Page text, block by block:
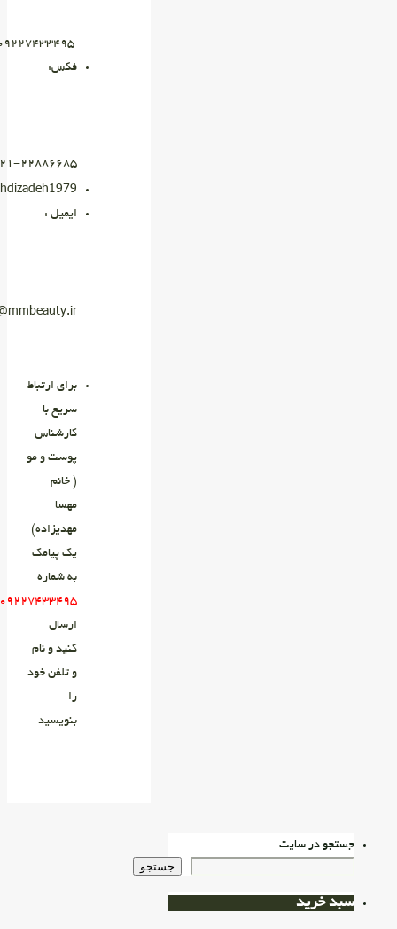
۰۹۲۲۷۴۳۳۴۹۵
فکس:
۲۲۸۸۶۶۸۵-۰۲۱
ایمیل :
برای ارتباط
سریع با
کارشناس
پوست و مو
( خانم
مهسا
مهدیزاده)
یک پیامک
به شماره
ارسال
کنید و نام
و تلفن خود
را
بنویسید
جستجو در سایت
جستجو
سبد خرید